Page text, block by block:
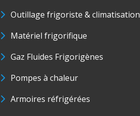
Outillage frigoriste & climatisation
Matériel frigorifique
Gaz Fluides Frigorigènes
Pompes à chaleur
Armoires réfrigérées